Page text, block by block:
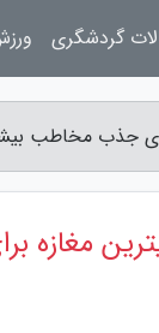
جذب مخاطب
گردشگری